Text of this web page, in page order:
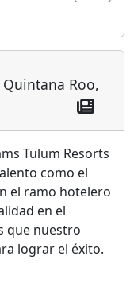
Roo,
Tulum Resorts
como el
el ramo hotelero
en el
que nuestro
lograr el éxito.